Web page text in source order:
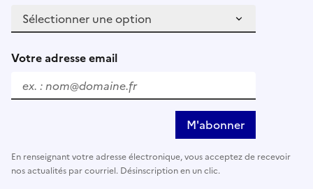
Votre adresse email
M'abonner
En renseignant votre adresse électronique, vous acceptez de recevoir
nos actualités par courriel. Désinscription en un clic.